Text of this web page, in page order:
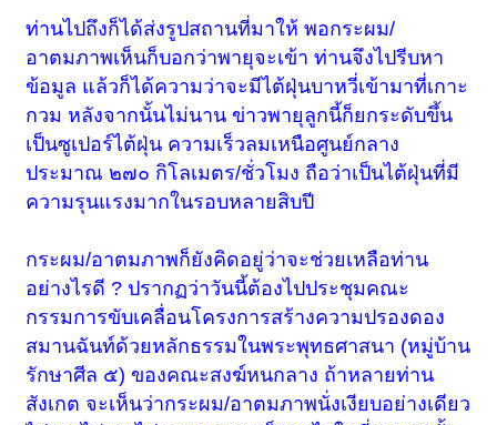
ท่านไปถึงก็ได้ส่งรูปสถานที่มาให้ พอกระผม/
อาตมภาพเห็นก็บอกว่าพายุจะเข้า ท่านจึงไปรีบหา
ข้อมูล แล้วก็ได้ความว่าจะมีไต้ฝุ่นบาหวี่เข้ามาที่เกาะ
กวม หลังจากนั้นไม่นาน ข่าวพายุลูกนี้ก็ยกระดับขึ้น
เป็นซูเปอร์ไต้ฝุ่น ความเร็วลมเหนือศูนย์กลาง
ประมาณ ๒๗๐ กิโลเมตร/ชั่วโมง ถือว่าเป็นไต้ฝุ่นที่มี
ความรุนแรงมากในรอบหลายสิบปี
กระผม/อาตมภาพก็ยังคิดอยู่ว่าจะช่วยเหลือท่าน
อย่างไรดี ? ปรากฏว่าวันนี้ต้องไปประชุมคณะ
กรรมการขับเคลื่อนโครงการสร้างความปรองดอง
สมานฉันท์ด้วยหลักธรรมในพระพุทธศาสนา (หมู่บ้าน
รักษาศีล ๕) ของคณะสงฆ์หนกลาง ถ้าหลายท่าน
สังเกต จะเห็นว่ากระผม/อาตมภาพนั่งเงียบอย่างเดียว